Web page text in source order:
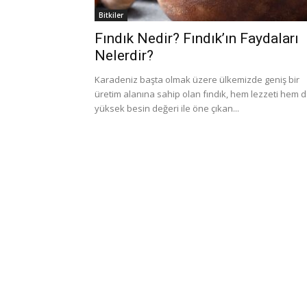
Bitkiler
Fındık Nedir? Fındık’ın Faydaları
Nelerdir?
Karadeniz başta olmak üzere ülkemizde geniş bir
üretim alanına sahip olan fındık, hem lezzeti hem
yüksek besin değeri ile öne çıkan...